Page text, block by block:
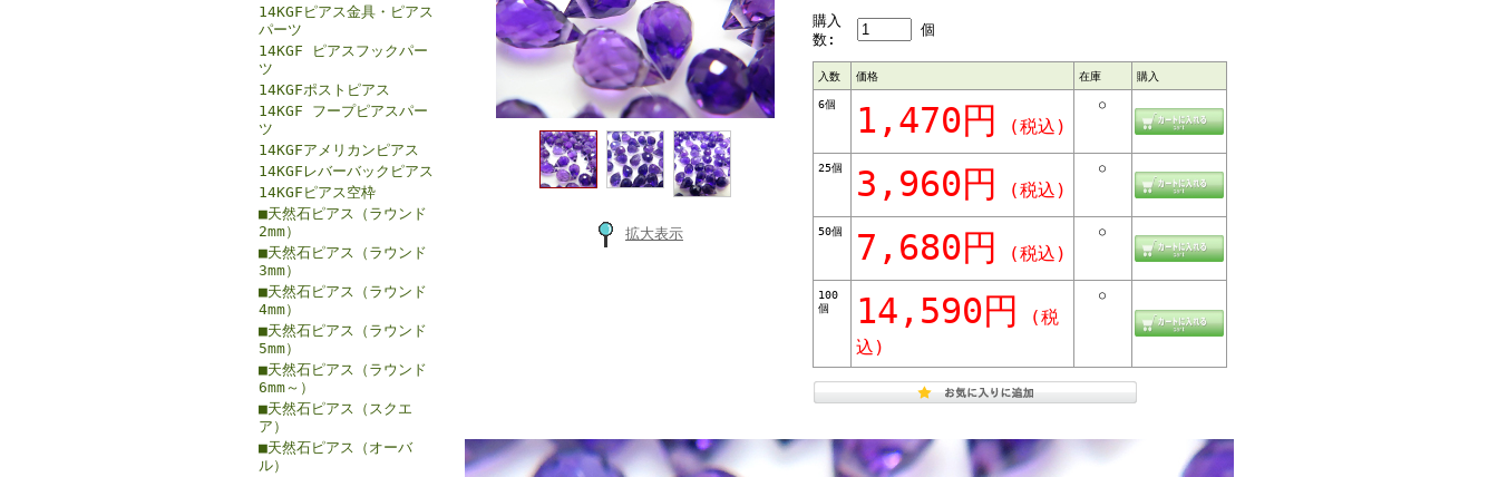
14KGFピアス金具・ピアス
パーツ
14KGF ピアスフックパー
ツ
14KGFポストピアス
14KGF フープピアスパー
ツ
14KGFアメリカンピアス
14KGFレバーバックピアス
14KGFピアス空枠
■天然石ピアス（ラウンド
2mm）
■天然石ピアス（ラウンド
3mm）
■天然石ピアス（ラウンド
4mm）
■天然石ピアス（ラウンド
5mm）
■天然石ピアス（ラウンド
6mm～）
■天然石ピアス（スクエ
ア）
■天然石ピアス（オーバ
ル）
拡大表示
購入
数:
個
入数 価格 在庫 購入
6個 1,470円 (税込)
○
25個 3,960円 (税込)
○
50個 7,680円 (税込)
○
100
個
14,590円
(税
込)
○